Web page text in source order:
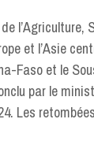
l’Agriculture,
et l’Asie
Faso et le
par le
Les